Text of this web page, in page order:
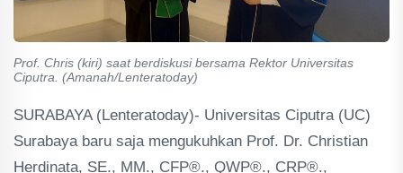
Prof. Chris (kiri) saat berdiskusi bersama Rektor Universitas
Ciputra. (Amanah/Lenteratoday)
SURABAYA (Lenteratoday)- Universitas Ciputra (UC)
Surabaya baru saja mengukuhkan Prof. Dr. Christian
Herdinata, SE., MM., CFP®., QWP®., CRP®.,